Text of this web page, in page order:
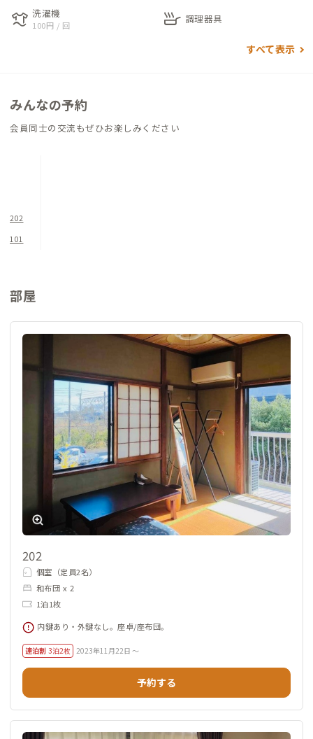
laundry 洗濯機
100円 / 回 skillet 調理器具
すべて表示
みんなの予約
会員同士の交流もぜひお楽しみください
202
101
部屋
202
個室（定員2名）
和布団 x 2
1泊1枚
内鍵あり・外鍵なし。座卓/座布団。
連泊割 3泊2枚 2023年11月22日 ～
予約する